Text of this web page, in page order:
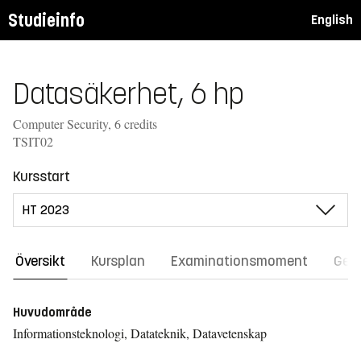
Studieinfo English
Datasäkerhet, 6 hp
Computer Security, 6 credits
TSIT02
Kursstart
Översikt Kursplan Examinationsmoment
Huvudområde
Informationsteknologi, Datateknik, Datavetenskap